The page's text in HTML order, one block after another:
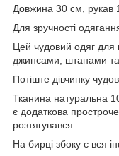
Довжина 30 см, рукав
Для зручності
Цей чудовий одяг для
джинсами, штанами
Потіште дівчинку
Тканина натуральна
є додаткова
розтягувався.
На бирці збоку є вся